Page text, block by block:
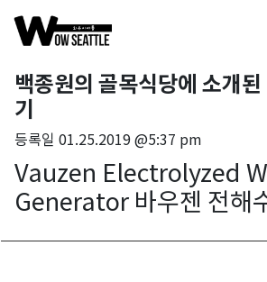
백종원의 골목식당에 소개
기
등록일 01.25.2019 @5:37 pm
Vauzen Electrolyzed
Generator 바우젠 전해